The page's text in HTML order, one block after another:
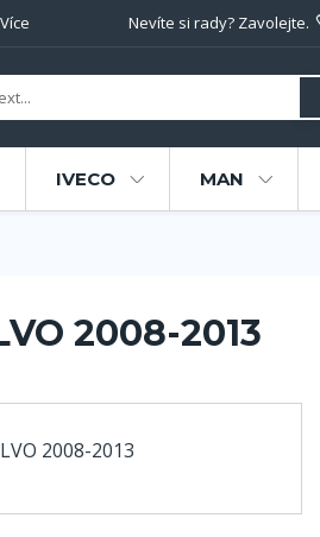
Více Nevíte si rady? Zavolejte.
IVECO MAN
2008-2013